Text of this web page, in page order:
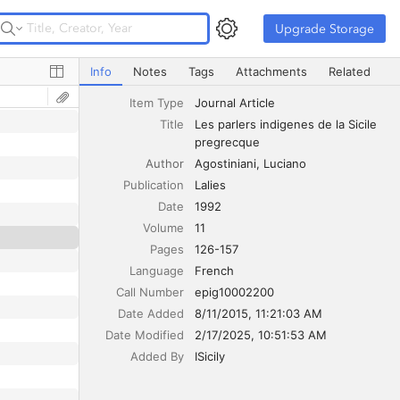
Upgrade Storage Upgrade Storage
Les parlers indigenes de la Sicile pregrecque
Info Notes Tags Attachments Related
Item Type
Journal Article
Title
Les parlers indigenes de la Sicile
pregrecque
Author
Agostiniani Luciano
Publication
Lalies
Date
1992
Volume
11
Pages
126-157
Language
French
Call Number
epig10002200
Date Added
8/11/2015, 11:21:03 AM
Date Modified
2/17/2025, 10:51:53 AM
Added By
ISicily